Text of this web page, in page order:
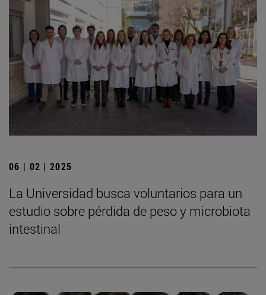
06 | 02 | 2025
La Universidad busca voluntarios para un
estudio sobre pérdida de peso y microbiota
intestinal